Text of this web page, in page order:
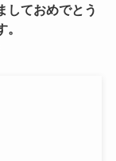
しておめでとう